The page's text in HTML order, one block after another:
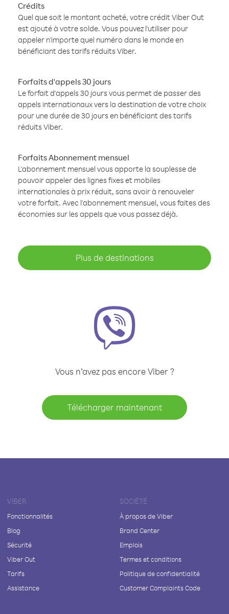
Crédits
Quel que soit le montant acheté, votre crédit Viber Out
est ajouté à votre solde. Vous pouvez l'utiliser pour
appeler n'importe quel numéro dans le monde en
bénéficiant des tarifs réduits Viber.
Forfaits d'appels 30 jours
Le forfait d'appels 30 jours vous permet de passer des
appels internationaux vers la destination de votre choix
pour une durée de 30 jours en bénéficiant des tarifs
réduits Viber.
Forfaits Abonnement mensuel
L'abonnement mensuel vous apporte la souplesse de
pouvoir appeler des lignes fixes et mobiles
internationales à prix réduit, sans avoir à renouveler
votre forfait. Avec l'abonnement mensuel, vous faites des
économies sur les appels que vous passez déjà.
Plus de destinations
Vous n’avez pas encore Viber ?
Télécharger maintenant
VIBER
Fonctionnalités
Blog
Sécurité
Viber Out
Tarifs
Assistance
SOCIÉTÉ
À propos de Viber
Brand Center
Emplois
Termes et conditions
Politique de confidentialité
Customer Complaints Code